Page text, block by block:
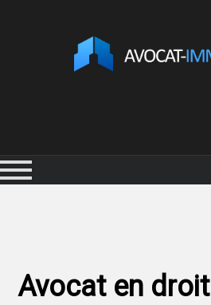
Avocat en droit